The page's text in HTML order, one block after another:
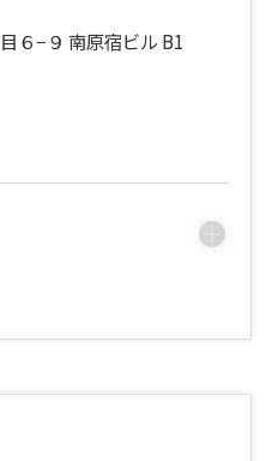
６−９ 南原宿ビル B1